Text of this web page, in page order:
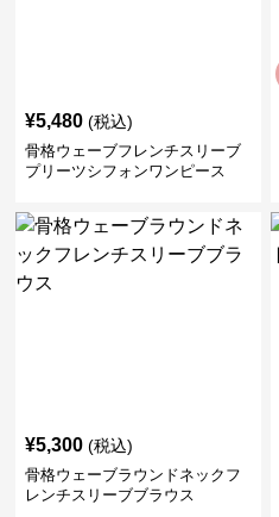
¥5,480 (税込)
骨格ウェーブフレンチスリーブ
プリーツシフォンワンピース
¥5,300 (税込)
骨格ウェーブラウンドネックフ
レンチスリーブブラウス